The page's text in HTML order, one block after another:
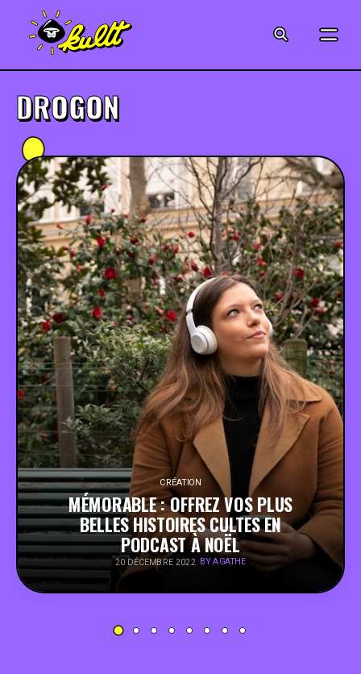
MUSIQUE
CRÉATION
ART
JEUX-VIDÉO
VINTAGE
PEOPLE
FOOD
BONS PLANS
SOUTENEZ KULTT
DROGON
CRÉATION
MÉMORABLE : OFFREZ VOS PLUS
BELLES HISTOIRES CULTES EN
PODCAST À NOËL
20 DÉCEMBRE 2022 BY AGATHE